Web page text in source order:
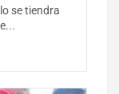
se tiendra